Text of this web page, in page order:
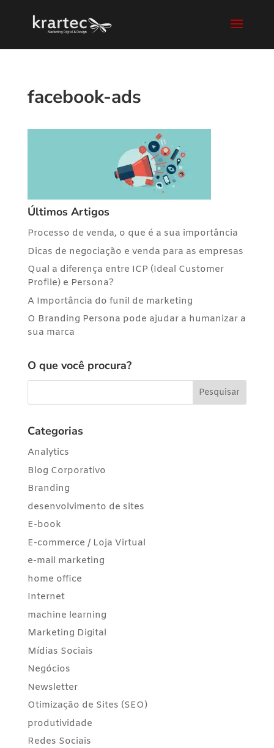
facebook-ads
Últimos Artigos
Processo de venda, o que é a sua importância
Dicas de negociação e venda para as empresas
Qual a diferença entre ICP (Ideal Customer
Profile) e Persona?
A Importância do funil de marketing
O Branding Persona pode ajudar a humanizar a
sua marca
O que você procura?
Categorias
Analytics
Blog Corporativo
Branding
desenvolvimento de sites
E-book
E-commerce / Loja Virtual
e-mail marketing
home office
Internet
machine learning
Marketing Digital
Mídias Sociais
Negócios
Newsletter
Otimização de Sites (SEO)
produtividade
Redes Sociais